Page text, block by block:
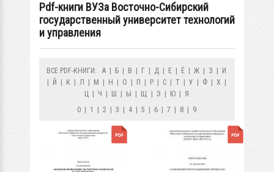
Pdf-книги ВУЗа Восточно-Сибирский
государственный университет технологий
и управления
ВСЕ PDF-КНИГИ: А Б В Г Д Е Ё Ж З
И
Й К Л М Н О П Р С Т У Ф Х
Ц
Ч Ш Ы Щ Э Ю
Я
0
1 2 3 4 5 6 7 8 9